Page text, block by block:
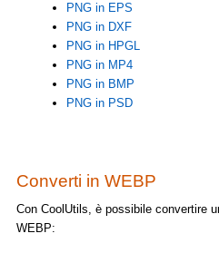
PNG in EPS
PNG in DXF
PNG in HPGL
PNG in MP4
PNG in BMP
PNG in PSD
Converti in WEBP
Con CoolUtils, è possibile convertire
WEBP: